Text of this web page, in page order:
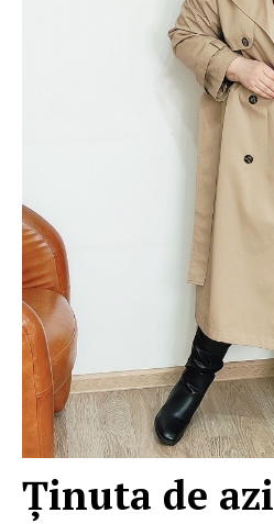
Ţinuta de azi